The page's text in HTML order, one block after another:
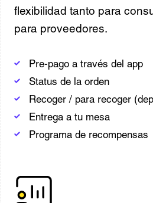
flexibilidad tanto para
para proveedores.
Pre-pago a través del app
Status de la orden
Recoger / para recoger
Entrega a tu mesa
Programa de recompensas